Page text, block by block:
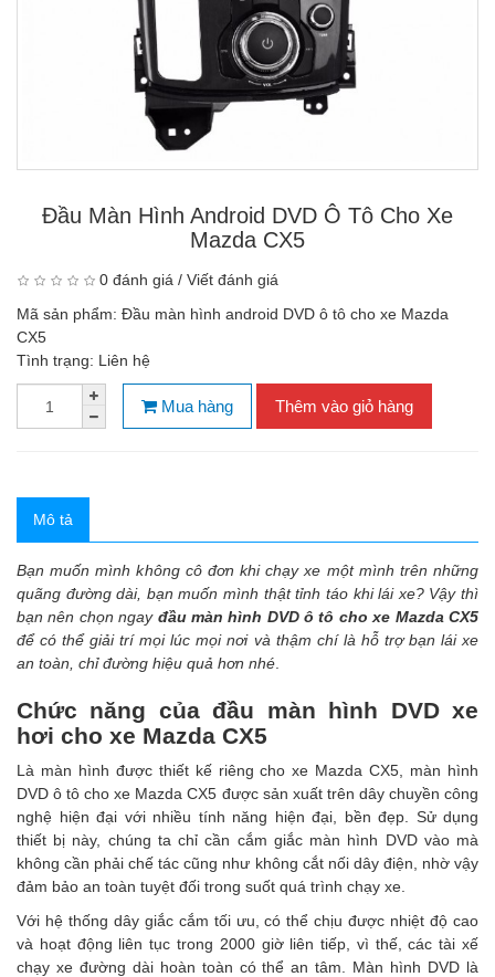
Đầu Màn Hình Android DVD Ô Tô Cho Xe
Mazda CX5
0 đánh giá / Viết đánh giá
Mã sản phẩm: Đầu màn hình android DVD ô tô cho xe Mazda
CX5
Tình trạng: Liên hệ
Mua hàng Thêm vào giỏ hàng
Mô tả
Bạn muốn mình không cô đơn khi chạy xe một mình trên những
quãng đường dài, bạn muốn mình thật tỉnh táo khi lái xe? Vậy thì
bạn nên chọn ngay đầu màn hình DVD ô tô cho xe Mazda CX5
để có thể giải trí mọi lúc mọi nơi và thậm chí là hỗ trợ bạn lái xe
an toàn, chỉ đường hiệu quả hơn nhé
Chức năng của đầu màn hình DVD xe
hơi cho xe Mazda CX5
Là màn hình được thiết kế riêng cho xe Mazda CX5, màn hình
DVD ô tô cho xe Mazda CX5 được sản xuất trên dây chuyền công
nghệ hiện đại với nhiều tính năng hiện đại, bền đẹp. Sử dụng
thiết bị này, chúng ta chỉ cần cắm giắc màn hình DVD vào mà
không cần phải chế tác cũng như không cắt nối dây điện, nhờ vậy
đảm bảo an toàn tuyệt đối trong suốt quá trình chạy xe.
Với hệ thống dây giắc cắm tối ưu, có thể chịu được nhiệt độ cao
và hoạt động liên tục trong 2000 giờ liên tiếp, vì thế, các tài xế
chạy xe đường dài hoàn toàn có thể an tâm. Màn hình DVD là